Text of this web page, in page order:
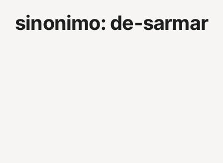
sinonimo: de-sarmar